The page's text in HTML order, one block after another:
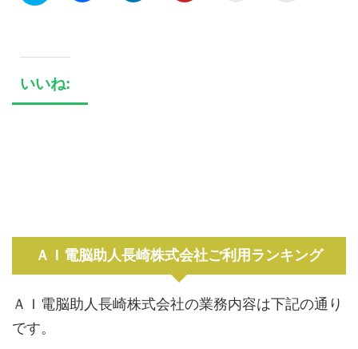
いいね:
ＡＩ電脳助人長崎株式会社ご利用ランキング
ＡＩ電脳助人長崎株式会社の業務内容は下記の通り
です。